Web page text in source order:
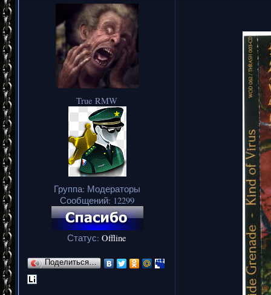
True RMW
Группа: Модераторы
Сообщений: 12299
Статус:Offline
Поделиться…